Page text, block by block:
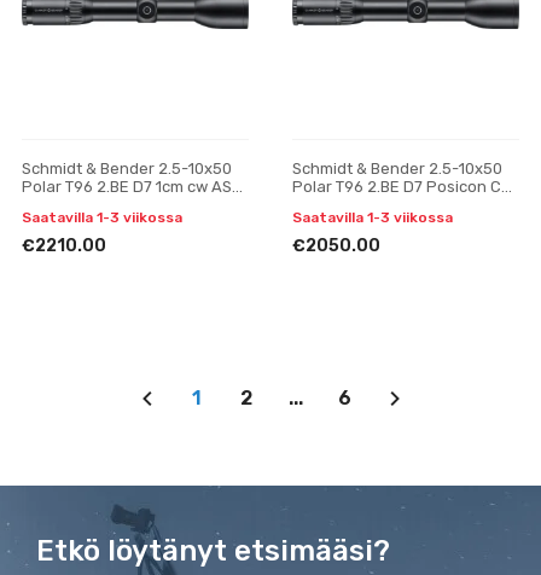
Schmidt & Bender 2.5-10x50
Polar T96 2.BE D7 1cm cw ASV
Saatavilla 1-3 viikossa
€2210.00
Schmidt & Bender 2.5-10x50
Polar T96 2.BE D7 Posicon CT
Saatavilla 1-3 viikossa
€2050.00
1 2 ... 6
Etkö löytänyt etsimääsi?